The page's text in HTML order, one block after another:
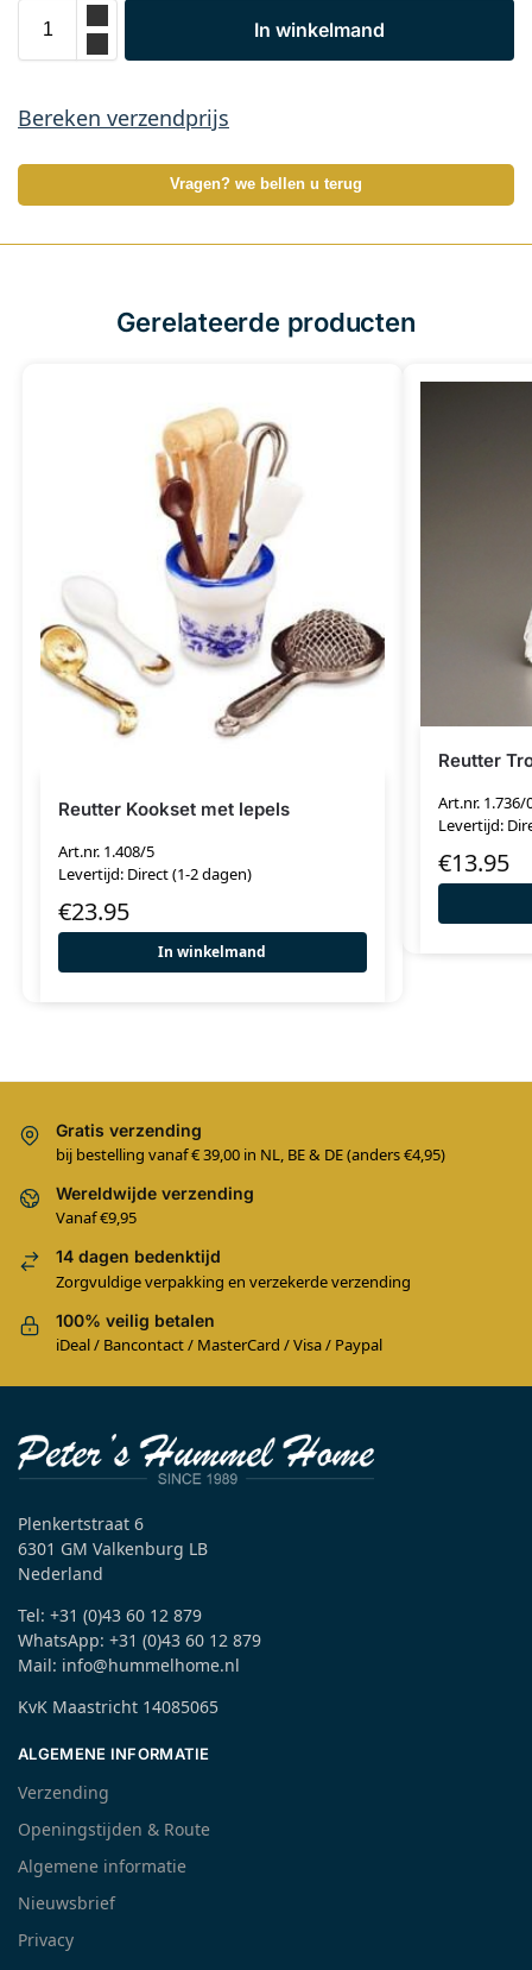
In winkelmand
Bereken verzendprijs
Vragen? we bellen u terug
Gerelateerde producten
Reutter Kookset met lepels
Art.nr. 1.408/5
Levertijd: Direct (1-2 dagen)
€23.95
In winkelmand
Reutter
Art.nr. 1.736/
Levertijd:
€13.95
Gratis verzending
bij bestelling vanaf € 39,00 in NL, BE & DE (anders €4,95)
Wereldwijde verzending
Vanaf €9,95
14 dagen bedenktijd
Zorgvuldige verpakking en verzekerde verzending
100% veilig betalen
iDeal / Bancontact / MasterCard / Visa / Paypal
Plenkertstraat 6
6301 GM Valkenburg LB
Nederland
Tel: +31 (0)43 60 12 879
WhatsApp: +31 (0)43 60 12 879
Mail: info@hummelhome.nl
KvK Maastricht 14085065
ALGEMENE INFORMATIE
Verzending
Openingstijden & Route
Algemene informatie
Nieuwsbrief
Privacy